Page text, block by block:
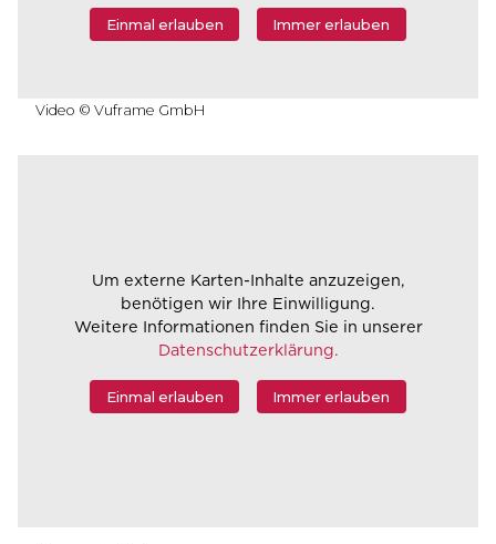
Um externe Karten-Inhalte anzuzeigen,
benötigen wir Ihre Einwilligung.
Weitere Informationen finden Sie in unserer
Datenschutzerklärung.
Einmal erlauben Immer erlauben
Einmal erlauben Immer erlauben
Video © Vuframe GmbH